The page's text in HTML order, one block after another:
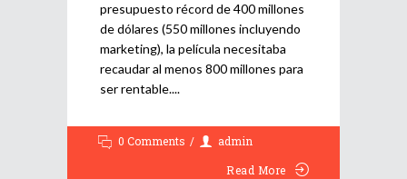
presupuesto récord de 400 millones
de dólares (550 millones incluyendo
marketing), la película necesitaba
recaudar al menos 800 millones para
ser rentable.
0 Comments
admin
Read More